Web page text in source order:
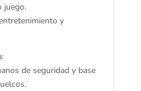
juego.
y
de seguridad y base